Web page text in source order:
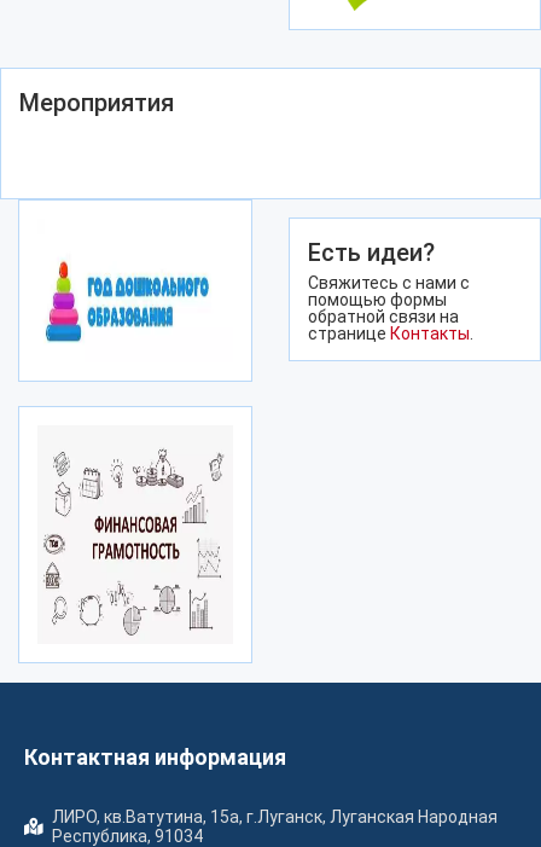
Мероприятия
Есть идеи?
Свяжитесь с нами с
помощью формы
обратной связи на
странице Контакты
Контактная информация
ЛИРО, кв.Ватутина, 15а, г.Луганск, Луганская Народная
Республика, 91034